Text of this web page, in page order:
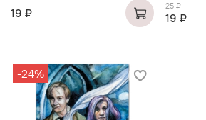
19 ₽
25 ₽
19 ₽
-24%